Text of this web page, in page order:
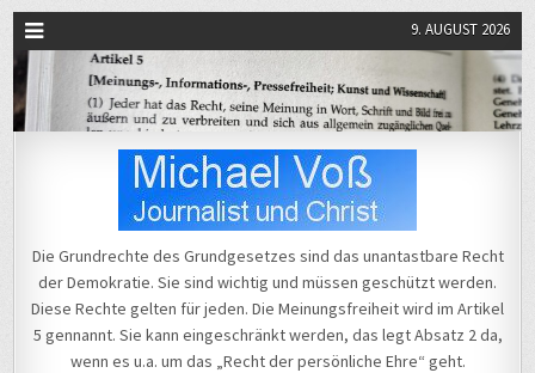
9. AUGUST 2026
Michael Voß
Die Grundrechte des Grundgesetzes sind das unantastbare Recht
der Demokratie. Sie sind wichtig und müssen geschützt werden.
Diese Rechte gelten für jeden. Die Meinungsfreiheit wird im Artikel
5 gennannt. Sie kann eingeschränkt werden, das legt Absatz 2 da,
wenn es u.a. um das „Recht der persönliche Ehre“ geht.